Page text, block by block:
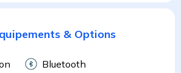
& Options
Bluetooth